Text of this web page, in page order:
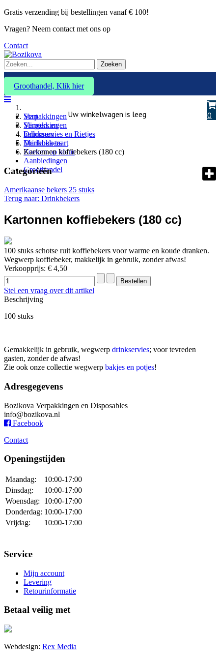
Gratis verzending bij bestellingen vanaf € 100!
Vragen? Neem contact met ons op
Contact
Zoeken
Groothandel, Klik hier
0
Uw winkelwagen is leeg
Verpakkingen
Slingers en
ballonnen
Marlenka taart
Zoeken op kleur
Aanbiedingen
Groothandel
Start
Verpakkingen
Drinkservies en Rietjes
Drinkbekers
Kartonnen koffiebekers (180 cc)
Categorieën
Amerikaanse bekers 25 stuks
Terug naar: Drinkbekers
Kartonnen koffiebekers (180 cc)
100 stuks schotse ruit koffiebekers voor warme en koude dranken.
Wegwerp koffiebeker, makkelijk in gebruik, zonder afwas!
Verkoopprijs: € 4,50
Stel een vraag over dit artikel
Beschrijving
100 stuks
Gemakkelijk in gebruik, wegwerp drinkservies; voor tevreden
gasten, zonder de afwas!
Zie ook onze collectie wegwerp bakjes en potjes!
Adresgegevens
Bozikova Verpakkingen en Disposables
info@bozikova.nl
Facebook
Contact
Openingstijden
Maandag:
10:00-17:00
Dinsdag:
10:00-17:00
Woensdag:
10:00-17:00
Donderdag: 10:00-17:00
Vrijdag:
10:00-17:00
Service
Mijn account
Levering
Retourinformatie
Betaal veilig met
Webdesign: Rex Media